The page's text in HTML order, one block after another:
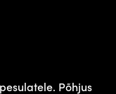
Põhjus